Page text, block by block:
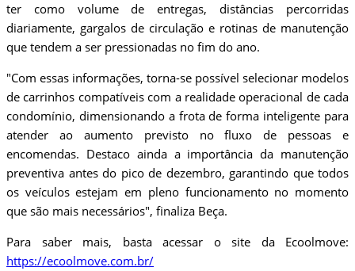
ter como volume de entregas, distâncias percorridas
diariamente, gargalos de circulação e rotinas de manutenção
que tendem a ser pressionadas no fim do ano.
"Com essas informações, torna-se possível selecionar modelos
de carrinhos compatíveis com a realidade operacional de cada
condomínio, dimensionando a frota de forma inteligente para
atender ao aumento previsto no fluxo de pessoas e
encomendas. Destaco ainda a importância da manutenção
preventiva antes do pico de dezembro, garantindo que todos
os veículos estejam em pleno funcionamento no momento
que são mais necessários", finaliza Beça.
Para saber mais, basta acessar o site da Ecoolmove:
https://ecoolmove.com.br/